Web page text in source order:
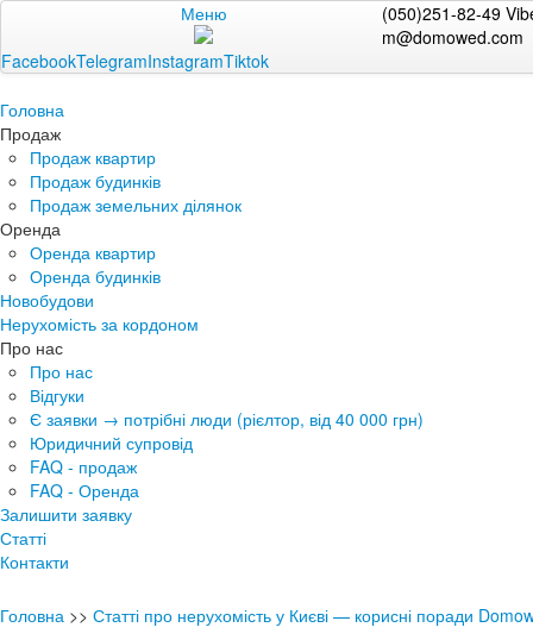
Меню
(050)251-82-49
m@domowed.com
FacebookTelegramInstagramTiktok
Головна
Продаж
Продаж квартир
Продаж будинків
Продаж земельних ділянок
Оренда
Оренда квартир
Оренда будинків
Новобудови
Нерухомість за кордоном
Про нас
Про нас
Відгуки
Є заявки → потрібні люди (рієлтор, від 40 000 грн)
Юридичний супровід
FAQ - продаж
FAQ - Оренда
Залишити заявку
Статті
Контакти
Головна >> Статті про нерухомість у Києві — корисні поради